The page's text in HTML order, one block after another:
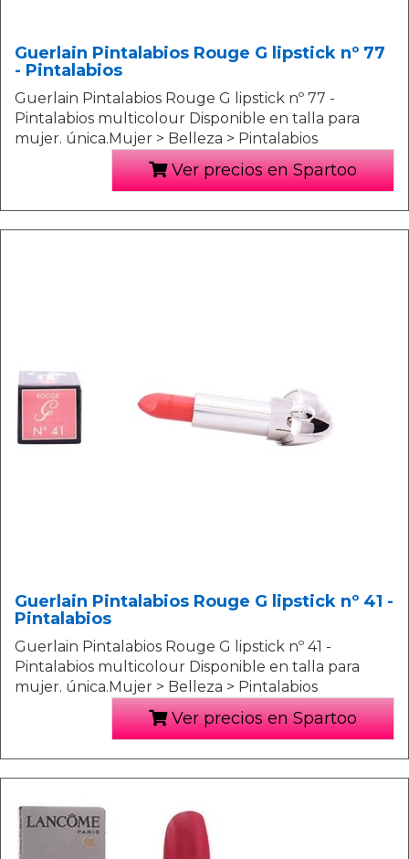
Guerlain Pintalabios Rouge G lipstick nº 77
- Pintalabios
Guerlain Pintalabios Rouge G lipstick nº 77 -
Pintalabios multicolour Disponible en talla para
mujer. única.Mujer > Belleza > Pintalabios
Ver precios en Spartoo
Guerlain Pintalabios Rouge G lipstick nº 41 -
Pintalabios
Guerlain Pintalabios Rouge G lipstick nº 41 -
Pintalabios multicolour Disponible en talla para
mujer. única.Mujer > Belleza > Pintalabios
Ver precios en Spartoo